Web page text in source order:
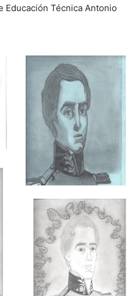
Educación Técnica Antonio